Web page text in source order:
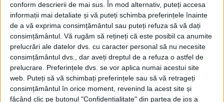
conform descrierii de mai sus. În mod alternativ, puteți accesa
informații mai detaliate și vă puteți schimba preferințele înainte
de a vă exprima consimțământul sau puteți refuza să vă dați
consimțământul. Vă rugăm să rețineți că este posibil ca anumite
prelucrări ale datelor dvs. cu caracter personal să nu necesite
consimțământul dvs., dar aveți dreptul de a refuza o astfel de
prelucrare. Preferințele dvs. se vor aplica numai acestui site
web. Puteți să vă schimbați preferințele sau să vă retrageți
consimțământul în orice moment, revenind la acest site și
făcând clic pe butonul "Confidențialitate" din partea de jos a